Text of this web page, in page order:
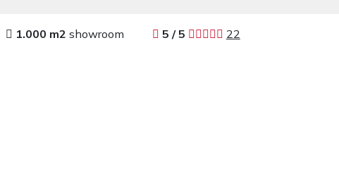
1.000 m2showroom 5 / 5 ​
22